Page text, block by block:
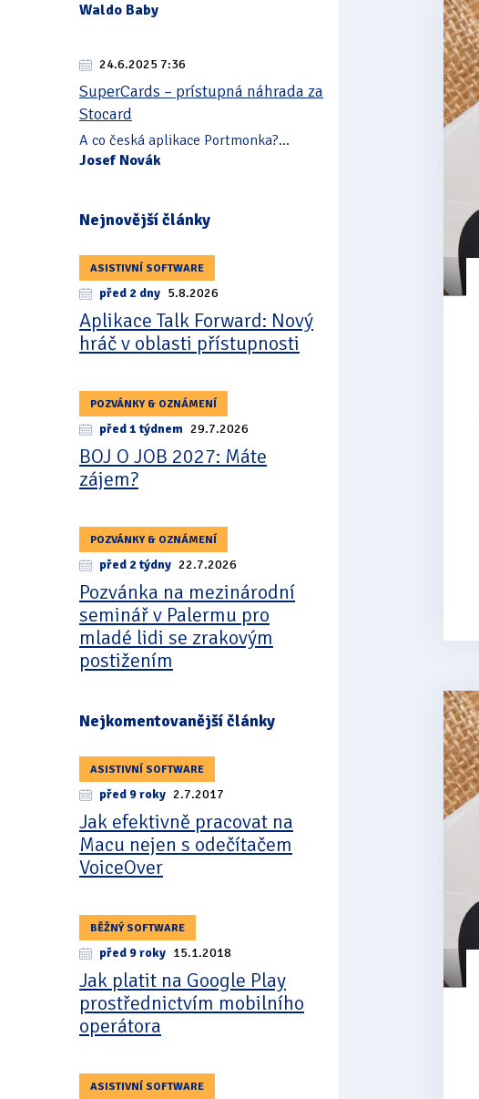
Waldo Baby
24.6.2025 7:36
SuperCards – prístupná náhrada za
Stocard
A co česká aplikace Portmonka?...
Josef Novák
Nejnovější články
ASISTIVNÍ SOFTWARE
před 2 dny 5.8.2026
Aplikace Talk Forward: Nový
hráč v oblasti přístupnosti
POZVÁNKY & OZNÁMENÍ
před 1 týdnem 29.7.2026
BOJ O JOB 2027: Máte
zájem?
POZVÁNKY & OZNÁMENÍ
před 2 týdny 22.7.2026
Pozvánka na mezinárodní
seminář v Palermu pro
mladé lidi se zrakovým
postižením
Nejkomentovanější články
ASISTIVNÍ SOFTWARE
před 9 roky 2.7.2017
Jak efektivně pracovat na
Macu nejen s odečítačem
VoiceOver
BĚŽNÝ SOFTWARE
před 9 roky 15.1.2018
Jak platit na Google Play
prostřednictvím mobilního
operátora
ASISTIVNÍ SOFTWARE